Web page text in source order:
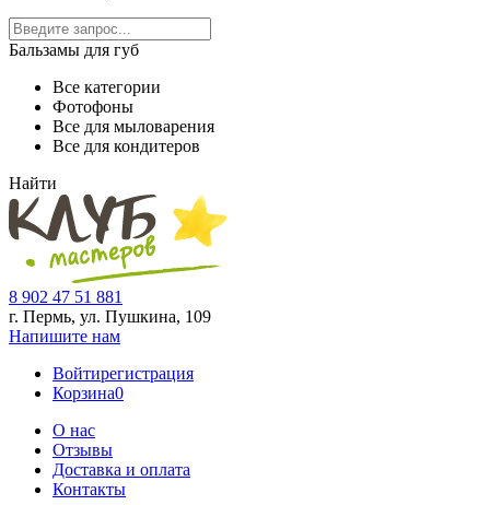
Бальзамы для губ
Все категории
Фотофоны
Все для мыловарения
Все для кондитеров
Найти
8 902 47 51 881
г. Пермь, ул. Пушкина, 109
Напишите нам
Войтирегистрация
Корзина0
О нас
Отзывы
Доставка и оплата
Контакты